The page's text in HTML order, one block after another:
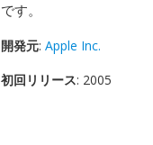
です。
開発元: Apple Inc.
初回リリース: 2005